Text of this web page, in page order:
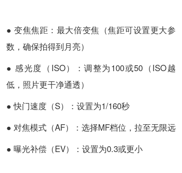
● 变焦焦距 ：最大倍变焦（焦距可设置更大参
数，确保拍得到月亮）
● 感光度 （ISO）：调整为100或50（ISO越
低，照片更干净通透）
●快门速度（S）：设置为1/160秒
● 对焦模式（AF）：选择MF档位，拉至无限远
● 曝光补偿（EV）：设置为0.3或更小